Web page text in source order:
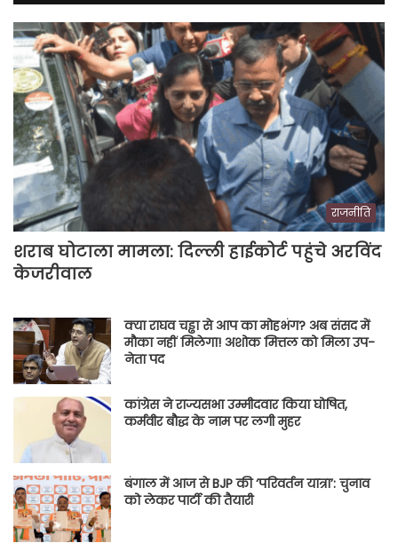
राजनीति
शराब घोटाला मामला: दिल्ली हाईकोर्ट पहुंचे अरविंद
केजरीवाल
क्या राघव चड्ढा से आप का मोहभंग? अब संसद में
मौका नहीं मिलेगा! अशोक मित्तल को मिला उप-
नेता पद
कांग्रेस ने राज्यसभा उम्मीदवार किया घोषित,
कर्मवीर बौद्ध के नाम पर लगी मुहर
बंगाल में आज से BJP की ‘परिवर्तन यात्रा’: चुनाव
को लेकर पार्टी की तैयारी